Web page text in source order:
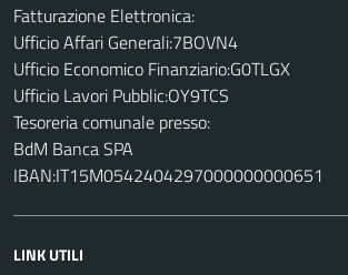
Fatturazione Elettronica:
Ufficio Affari Generali:7BOVN4
Ufficio Economico Finanziario:G0TLGX
Ufficio Lavori Pubblic:OY9TCS
Tesoreria comunale presso:
BdM Banca SPA
IBAN:IT15M0542404297000000000651
LINK UTILI